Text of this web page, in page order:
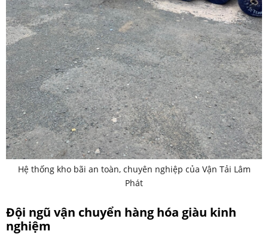
Hệ thống kho bãi an toàn, chuyên nghiệp của Vận Tải Lâm
Phát
Đội ngũ vận chuyển hàng hóa giàu kinh
nghiệm